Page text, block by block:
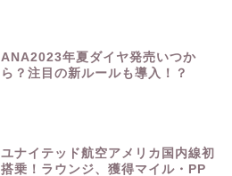
ANA2023年夏ダイヤ発売いつか
ら？注目の新ルールも導入！？
ユナイテッド航空アメリカ国内線初
搭乗！ラウンジ、獲得マイル・PP